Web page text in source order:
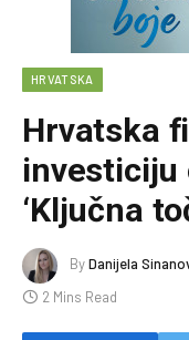
HRVATSKA
Hrvatska
investiciju
‘Ključna
ByDanijela
2 Mins Read